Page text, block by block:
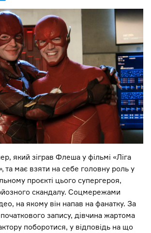
який зіграв Флеша у фільмі «Ліга
та має взяти на себе головну роль у
проєкті цього супергероя,
скандалу. Соцмережами
на якому він напав на фанатку. За
запису, дівчина жартома
поборотися, у відповідь на що